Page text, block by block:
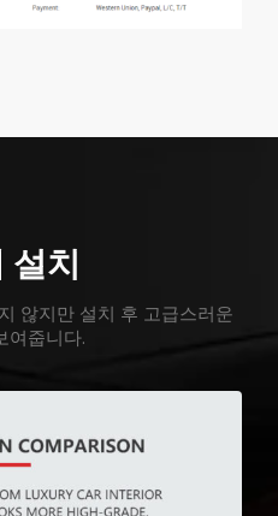
설치
않지만 설치 후 고급스러운
여줍니다.